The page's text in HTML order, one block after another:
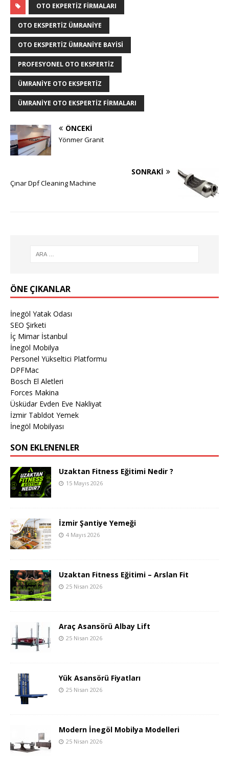
OTO EKPERTIZ FIRMALARI
OTO EKSPERTIZ ÜMRANIYE
OTO EKSPERTIZ ÜMRANIYE BAYISI
PROFESYONEL OTO EKSPERTIZ
ÜMRANIYE OTO EKSPERTIZ
ÜMRANIYE OTO EKSPERTIZ FIRMALARI
ÖNCEKI
Yönmer Granit
SONRAKI
Çınar Dpf Cleaning Machine
ÖNE ÇIKANLAR
İnegöl Yatak Odası
SEO Şirketi
İç Mimar İstanbul
İnegöl Mobilya
Personel Yükseltici Platformu
DPFMac
Bosch El Aletleri
Forces Makina
Üsküdar Evden Eve Nakliyat
İzmir Tabldot Yemek
İnegöl Mobilyası
SON EKLENENLER
Uzaktan Fitness Eğitimi Nedir ?
15 Mayıs 2026
İzmir Şantiye Yemeği
4 Mayıs 2026
Uzaktan Fitness Eğitimi – Arslan Fit
25 Nisan 2026
Araç Asansörü Albay Lift
25 Nisan 2026
Yük Asansörü Fiyatları
25 Nisan 2026
Modern İnegöl Mobilya Modelleri
25 Nisan 2026